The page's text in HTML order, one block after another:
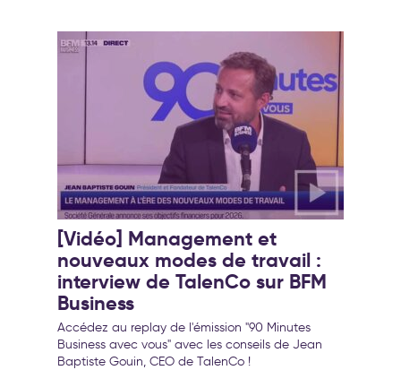
[Vidéo] Management et
nouveaux modes de travail :
interview de TalenCo sur BFM
Business
Accédez au replay de l'émission "90 Minutes
Business avec vous" avec les conseils de Jean
Baptiste Gouin, CEO de TalenCo !